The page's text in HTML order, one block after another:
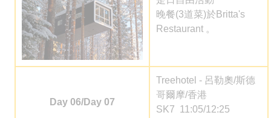
晚餐(3道菜)於Britta's
Restaurant 。
Day 06/Day 07
Treehotel - 呂勒奧/斯德
哥爾摩/香港
SK7 11:05/12:25